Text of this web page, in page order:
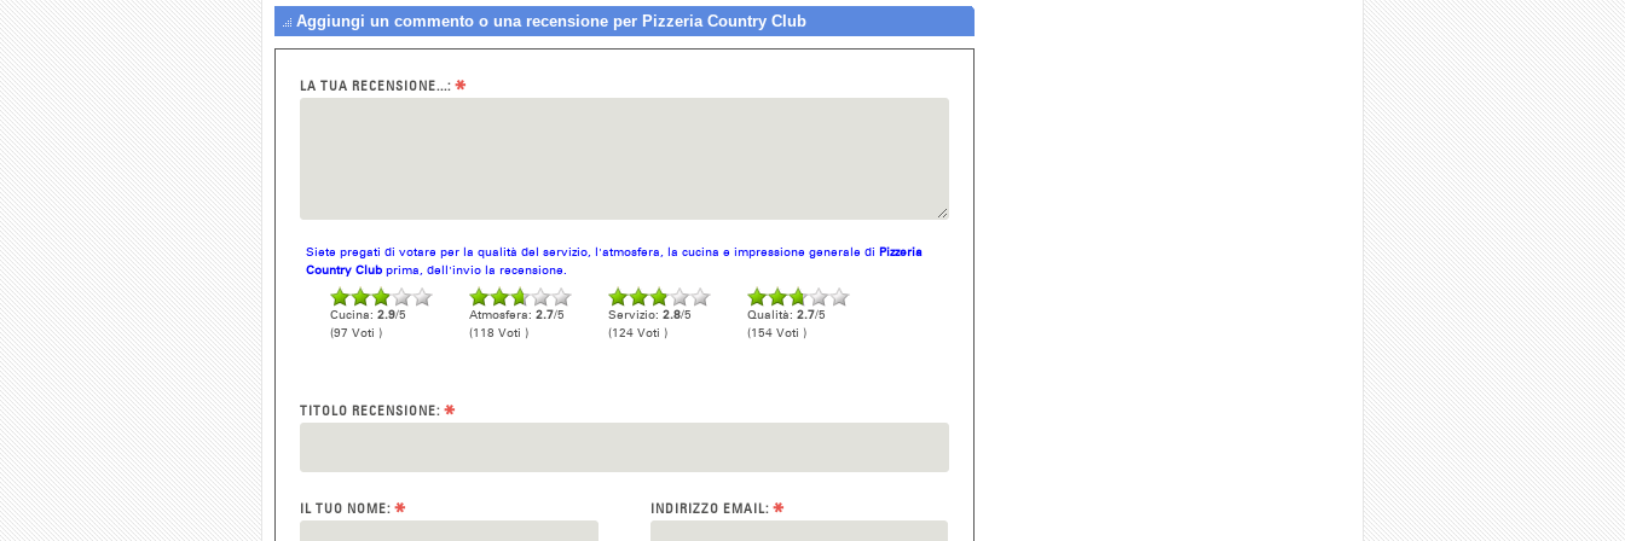
Aggiungi un commento o una recensione per Pizzeria Country Club
LA TUA RECENSIONE...: *
Siete pregati di votare per la qualità del servizio, l'atmosfera, la cucina e impressione generale di Pizzeria
Country Club prima, dell'invio la recensione.
Cucina: 2.9/5
(97 Voti )
Atmosfera: 2.7/5
(118 Voti )
Servizio: 2.8/5
(124 Voti )
Qualità: 2.7/5
(154 Voti )
TITOLO RECENSIONE: *
IL TUO NOME: * INDIRIZZO EMAIL:*